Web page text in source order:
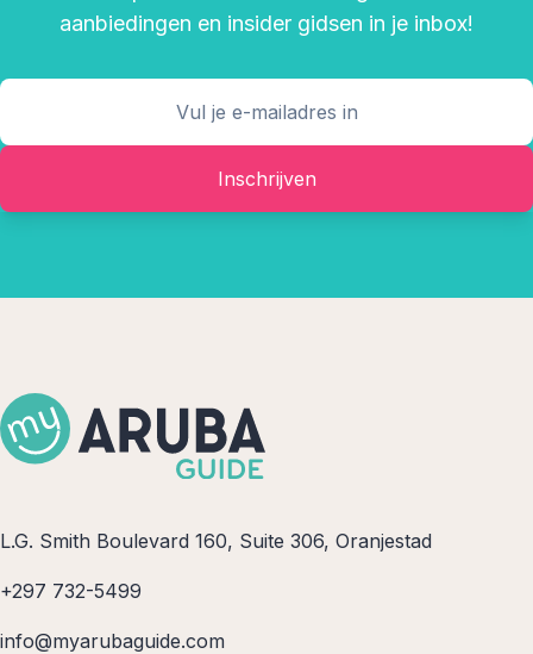
aanbiedingen en insider gidsen in je inbox!
Inschrijven
L.G. Smith Boulevard 160, Suite 306, Oranjestad
+297 732-5499
info@myarubaguide.com